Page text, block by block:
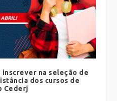
inscrever na seleção de
dos cursos de
Cederj